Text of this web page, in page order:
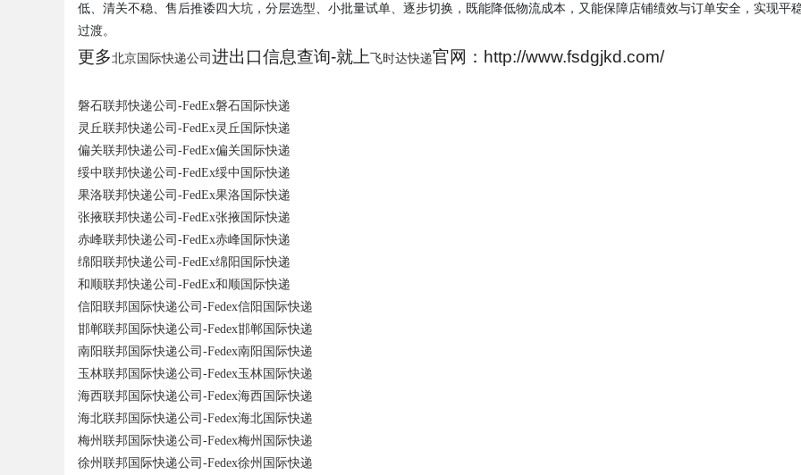
低、清关不稳、售后推诿四大坑，分层选型、小批量试单、逐步切换，既能降低物流成本，又能保障店铺绩效与订单安全，实现平
过渡。
更多北京国际快递公司 进出口信息查询-就上 飞时达快递官网：http://www.fsdgjkd.com/
磐石联邦快递公司-FedEx磐石国际快递
灵丘联邦快递公司-FedEx灵丘国际快递
偏关联邦快递公司-FedEx偏关国际快递
绥中联邦快递公司-FedEx绥中国际快递
果洛联邦快递公司-FedEx果洛国际快递
张掖联邦快递公司-FedEx张掖国际快递
赤峰联邦快递公司-FedEx赤峰国际快递
绵阳联邦快递公司-FedEx绵阳国际快递
和顺联邦快递公司-FedEx和顺国际快递
信阳联邦国际快递公司-Fedex信阳国际快递
邯郸联邦国际快递公司-Fedex邯郸国际快递
南阳联邦国际快递公司-Fedex南阳国际快递
玉林联邦国际快递公司-Fedex玉林国际快递
海西联邦国际快递公司-Fedex海西国际快递
海北联邦国际快递公司-Fedex海北国际快递
梅州联邦国际快递公司-Fedex梅州国际快递
徐州联邦国际快递公司-Fedex徐州国际快递